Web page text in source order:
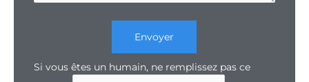
Envoyer
Si vous êtes un humain, ne remplissez pas ce